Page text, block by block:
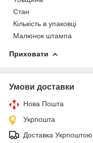
Стан
Кількість в упаковці
Малюнок штампа
Приховати
Умови доставки
Нова Пошта
Укрпошта
Доставка Укрпоштою